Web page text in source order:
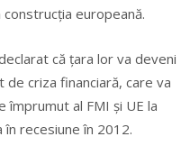
europeană.
că ţara lor va deveni
criza financiară, care va
împrumut al FMI şi UE la
recesiune în 2012.